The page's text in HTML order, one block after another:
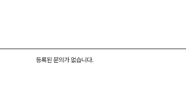
등록된 문의가 없습니다.